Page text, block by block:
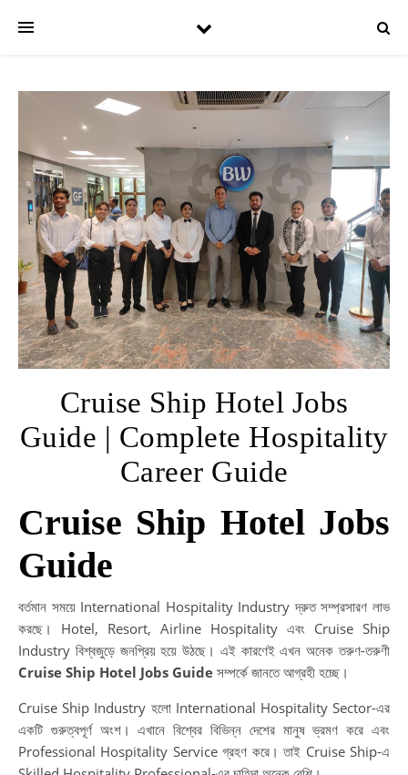
Cruise Ship Hotel Jobs
Guide | Complete Hospitality
Career Guide
Cruise Ship Hotel Jobs
Guide
বর্তমান সময়ে International Hospitality Industry দ্রুত সম্প্রসারণ লাভ
করছে। Hotel, Resort, Airline Hospitality এবং Cruise Ship
Industry বিশ্বজুড়ে জনপ্রিয় হয়ে উঠছে। এই কারণেই এখন অনেক তরুণ-তরুণী
Cruise Ship Hotel Jobs Guide সম্পর্কে জানতে আগ্রহী হচ্ছে।
Cruise Ship Industry হলো International Hospitality Sector-এর
একটি গুরুত্বপূর্ণ অংশ। এখানে বিশ্বের বিভিন্ন দেশের মানুষ ভ্রমণ করে এবং
Professional Hospitality Service গ্রহণ করে। তাই Cruise Ship-এ